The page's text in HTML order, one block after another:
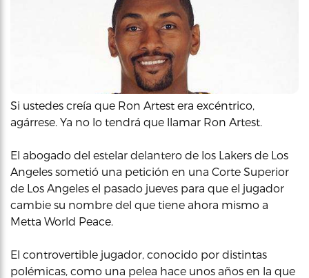
Si ustedes creía que Ron Artest era excéntrico,
agárrese. Ya no lo tendrá que llamar Ron Artest.
El abogado del estelar delantero de los Lakers de Los
Angeles sometió una petición en una Corte Superior
de Los Angeles el pasado jueves para que el jugador
cambie su nombre del que tiene ahora mismo a
Metta World Peace.
El controvertible jugador, conocido por distintas
polémicas, como una pelea hace unos años en la que